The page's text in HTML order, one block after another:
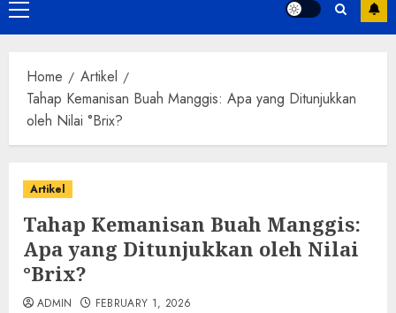
Primary
Menu
Home
Artikel
Tahap Kemanisan Buah Manggis: Apa yang Ditunjukkan
oleh Nilai °Brix?
Artikel
Tahap Kemanisan Buah Manggis:
Apa yang Ditunjukkan oleh Nilai
°Brix?
ADMIN FEBRUARY 1, 2026